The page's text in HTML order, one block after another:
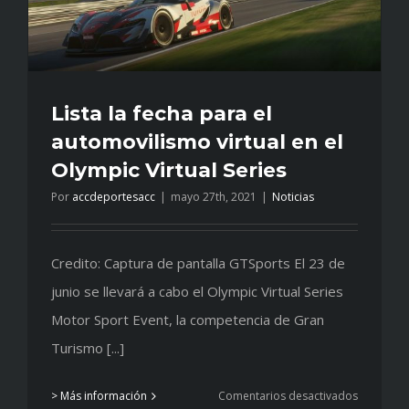
Lista la fecha para el
automovilismo virtual en el
Olympic Virtual Series
Por accdeportesacc | mayo 27th, 2021 | Noticias
Credito: Captura de pantalla GTSports El 23 de
junio se llevará a cabo el Olympic Virtual Series
Motor Sport Event, la competencia de Gran
Turismo [...]
> Más información Comentarios desactivadosen